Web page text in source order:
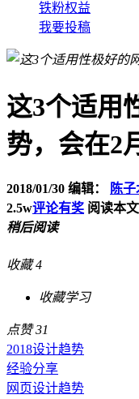
铁粉权益
我要投稿
这3个适用
势，会在2
2018/01/30 编辑： 陈子
2.5w评论有奖 阅读本
稍后阅读
收藏 4
收藏学习
点赞 31
2018设计趋势
经验分享
网页设计趋势